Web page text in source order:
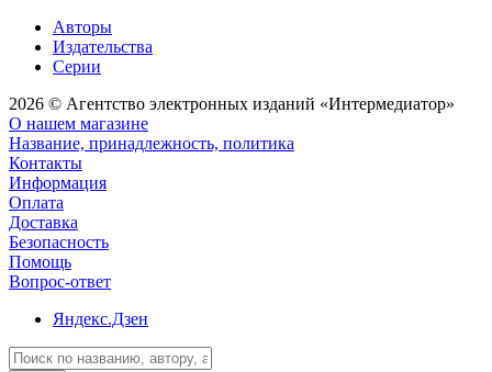
Авторы
Издательства
Серии
2026 © Агентство электронных изданий «Интермедиатор»
О нашем магазине
Название, принадлежность, политика
Контакты
Информация
Оплата
Доставка
Безопасность
Помощь
Вопрос-ответ
Яндекс.Дзен